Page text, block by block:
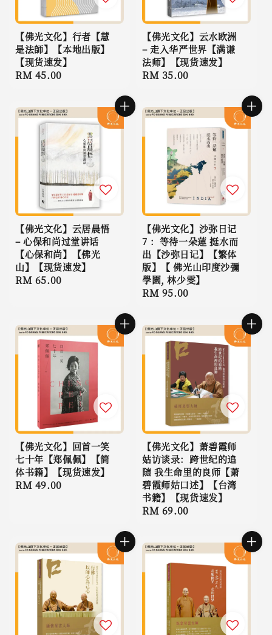
【佛光文化】行者【慧
是法師】【本地出版】
【现货速发】
Regular
RM 45.00
【佛光文化】云水欧洲
– 走入华严世界【满谦
法师】【现货速发】
Regular
RM 35.00
【佛光文化】云居晨悟
– 心保和尚过堂讲话
【心保和尚】【佛光
山】【现货速发】
Regular
RM 65.00
【佛光文化】沙弥日记
7 ：等待一朵蓮 挺水而
出【沙弥日记】【繁体
版】【 佛光山印度沙彌
學園, 林少雯】
Regular
RM 95.00
【佛光文化】回首一笑
七十年【郑佩佩】【简
体书籍】【现货速发】
Regular
RM 49.00
【佛光文化】萧碧霞师
姑访谈录：跨世纪的追
随 我生命里的良师【萧
碧霞师姑口述】【台湾
书籍】【现货速发】
Regular
RM 69.00